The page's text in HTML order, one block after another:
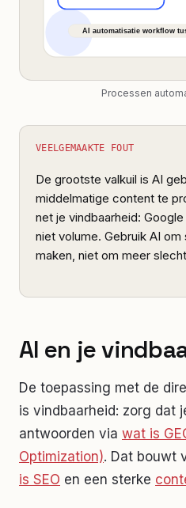
Processen
VEELGEMAAKTE FOUT
De grootste valkuil is AI
middelmatige content te
net je vindbaarheid:
niet volume. Gebruik AI
maken, niet om meer
AI en je
De toepassing met de
is vindbaarheid: zorg dat
antwoorden via wat is
Optimization). Dat bouwt
is SEO en een sterke